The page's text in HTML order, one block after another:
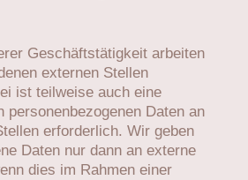
Geschäftstätigkeit arbeiten
externen Stellen
ist teilweise auch eine
personenbezogenen Daten an
erforderlich. Wir geben
Daten nur dann an externe
dies im Rahmen einer